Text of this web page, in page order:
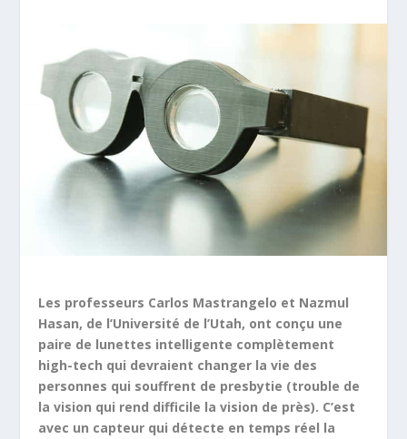
Les professeurs Carlos Mastrangelo et Nazmul
Hasan, de l’Université de l’Utah, ont conçu une
paire de lunettes intelligente complètement
high-tech qui devraient changer la vie des
personnes qui souffrent de presbytie (trouble de
la vision qui rend difficile la vision de près). C’est
avec un capteur qui détecte en temps réel la